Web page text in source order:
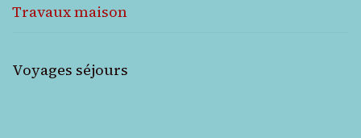
Travaux maison
Voyages séjours